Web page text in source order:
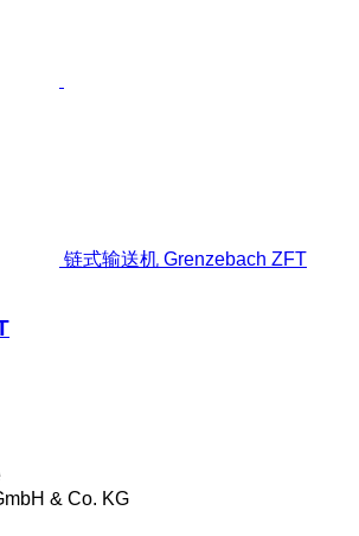
链式输送机 Grenzebach ZFT
& Co. KG